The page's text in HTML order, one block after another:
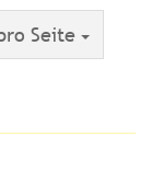
Seite
Seite